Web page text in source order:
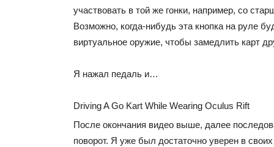
участвовать в той же гонки, например, со
Возможно, когда-нибудь эта кнопка на руле
виртуальное оружие, чтобы замедлить карт
Я нажал педаль и…
Driving A Go Kart While Wearing Oculus Rift
После окончания видео выше, далее
поворот. Я уже был достаточно уверен в